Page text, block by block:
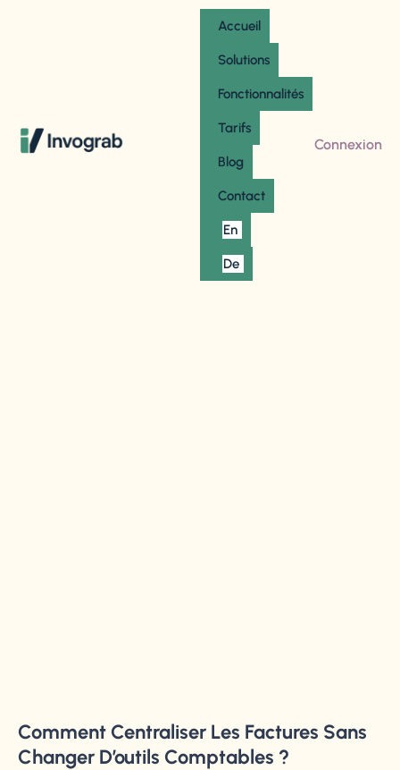
Accueil
Solutions
Fonctionnalités
Tarifs
Blog
Contact
En
De
Connexion
Comment Centraliser Les Factures Sans
Changer D’outils Comptables ?